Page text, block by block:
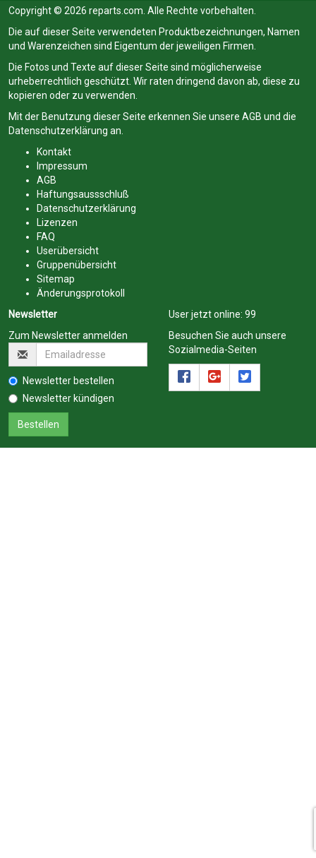
Copyright © 2026 reparts.com. Alle Rechte vorbehalten.
Die auf dieser Seite verwendeten Produktbezeichnungen, Namen
und Warenzeichen sind Eigentum der jeweiligen Firmen.
Die Fotos und Texte auf dieser Seite sind möglicherweise
urheberrechtlich geschützt. Wir raten dringend davon ab, diese zu
kopieren oder zu verwenden.
Mit der Benutzung dieser Seite erkennen Sie unsere AGB und die
Datenschutzerklärung an.
Kontakt
Impressum
AGB
Haftungsaussschluß
Datenschutzerklärung
Lizenzen
FAQ
Userübersicht
Gruppenübersicht
Sitemap
Änderungsprotokoll
Newsletter
Zum Newsletter anmelden
Newsletter bestellen
Newsletter kündigen
User jetzt online: 99
Besuchen Sie auch unsere
Sozialmedia-Seiten